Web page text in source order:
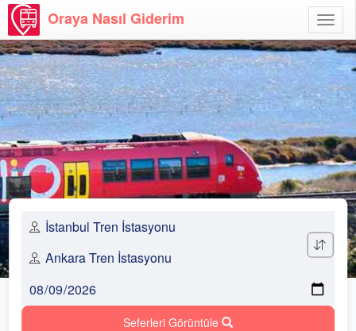
Aç
Oraya Nasıl Giderim
Seferleri Görüntüle